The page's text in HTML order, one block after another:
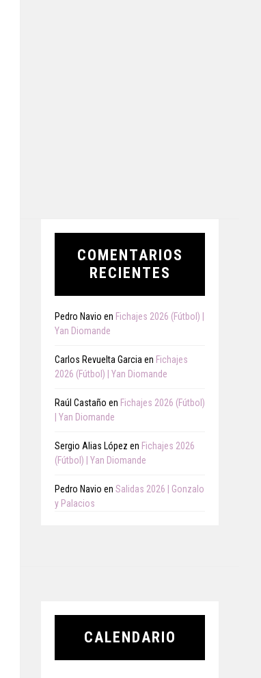
COMENTARIOS
RECIENTES
Pedro Navio en Fichajes 2026 (Fútbol) |
Yan Diomande
Carlos Revuelta Garcia en Fichajes
2026 (Fútbol) | Yan Diomande
Raúl Castaño en Fichajes 2026 (Fútbol)
| Yan Diomande
Sergio Alias López en Fichajes 2026
(Fútbol) | Yan Diomande
Pedro Navio en Salidas 2026 | Gonzalo
y Palacios
CALENDARIO